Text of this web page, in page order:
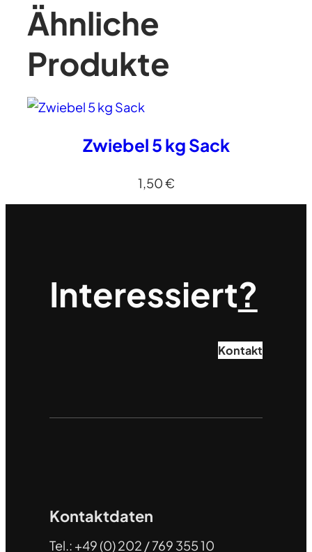
Ähnliche
Produkte
Zwiebel 5 kg Sack
1,50€
Interessiert?
Kontakt
Kontaktdaten
Tel.: +49 (0) 202 / 769 355 10